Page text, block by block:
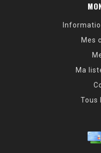
Mes
Ma
Tous